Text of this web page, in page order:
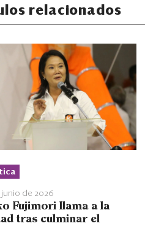
relacionados
junio de 2026
Fujimori llama a la
tras culminar el